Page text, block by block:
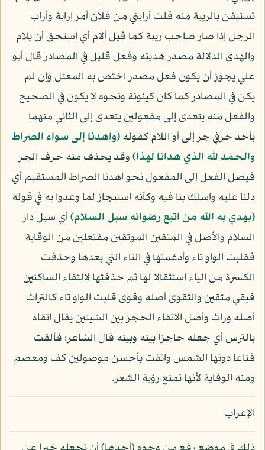
تستيقن بالريبة منه قلت أرابني من فلان أمر إرابة وأراب
الرجل إذا صار صاحب ريبة كما قيل ألام أي استحق أن يلام
والهدى الدلالة مصدر هديته وفعل قليل في المصادر قال أبو
علي يجوز أن يكون فعل مصدر اختص به المعتل وإن لم
يكن في المصادر كما كان كينونة ونحوه لا يكون في الصحيح
والفعل منه يتعدى إلى مفعولين يتعدى إلى الثاني منهما
بأحد حرفي جر إلى أو اللام كقوله﴿واهدنا إلى سواء الصراط
والحمد لله الذي هدانا لهذا﴾وقد يحذف منه حرف الجر
فيصل الفعل إلى المفعول نحو اهدنا الصراط المستقيم أي
دلنا عليه واسلك بنا فيه وكأنه استنجاز لما وعدوا به في قوله
﴿يهدي به الله من اتبع رضوانه سبل السلام﴾أي سبل دار
السلام والأصل في المتقين الموتقين مفتعلين من الوقاية
فقلبت الواو تاء وأدغمتها في التاء التي بعدها وحذفت
الكسرة من الياء استثقالا لها ثم حذفتها لالتقاء الساكنين
فبقي متقين والتقوى أصله وقوى قلبت الواو تاء كالتراث
أصله وراث وأصل الاتقاء الحجز بين الشيئين يقال اتقاه
بالترس أي جعله حاجزا بينه وبينه قال الشاعر: فألقت
قناعا دونها الشمس واتقت بأحسن موصولين كف ومعصم
ومنه الوقاية لأنها تمنع رؤية الشعر.
الإعراب